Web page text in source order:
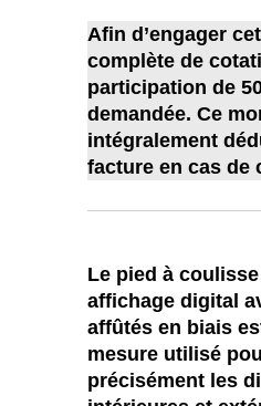
Afin d’engager
complète de
participation de
demandée. Ce
intégralement
facture en cas de
Le pied à
affichage digital
affûtés en biais
mesure utilisé
précisément les